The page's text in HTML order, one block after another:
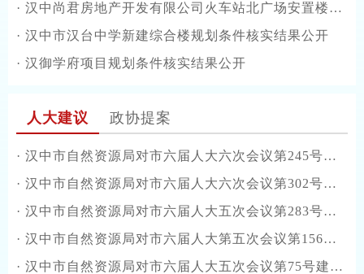
· 汉中尚君房地产开发有限公司火车站北广场安置楼规划条件核实结果公开
· 汉中市汉台中学新建综合楼规划条件核实结果公开
· 汉御学府项目规划条件核实结果公开
人大建议 政协提案
· 汉中市自然资源局对市六届人大六次会议第245号建议的答复函
· 汉中市自然资源局对市六届人大六次会议第302号建议的答复函
· 汉中市自然资源局对市六届人大五次会议第283号建议的答复函
· 汉中市自然资源局对市六届人大第五次会议第156号建议的答复
· 汉中市自然资源局对市六届人大五次会议第75号建议的答复函